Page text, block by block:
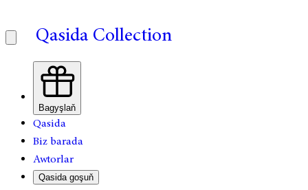
Qasida Collection
Bagyşlaň
Qasida
Biz barada
Awtorlar
Qasida goşuň